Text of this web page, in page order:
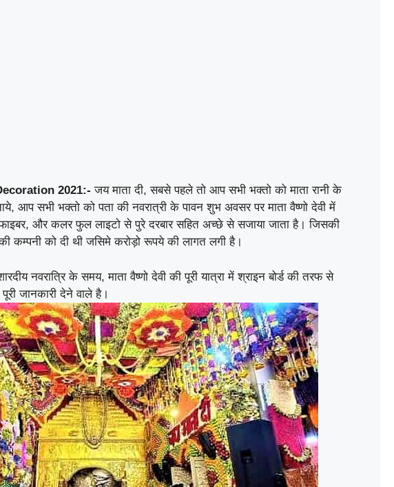
2021:- जय माता दी, सबसे पहले तो आप सभी भक्तो को माता रानी के
आप सभी भक्तो को पता की नवरात्री के पावन शुभ अवसर पर माता वैष्णो देवी में
और कलर फुल लाइटो से पुरे दरबार सहित अच्छे से सजाया जाता है। जिसकी
की कम्पनी को दी थी जसिमे करोड़ो रूपये की लागत लगी है।
नवरात्रि के समय, माता वैष्णो देवी की पूरी यात्रा में श्राइन बोर्ड की तरफ से
जानकारी देने वाले है।